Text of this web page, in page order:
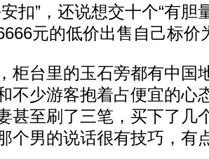
扣”，还说想交十个“有胆
元的低价出售自己标价
台里的玉石旁都有中国
不少游客抱着占便宜的心
甚至刷了三笔，买下了几
个男的说话很有技巧，有